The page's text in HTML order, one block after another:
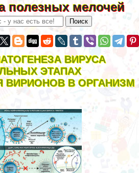
полезных мелочей
ВИРУСА
ЭТАПАХ
ВИРИОНОВ В ОРГАНИЗМ